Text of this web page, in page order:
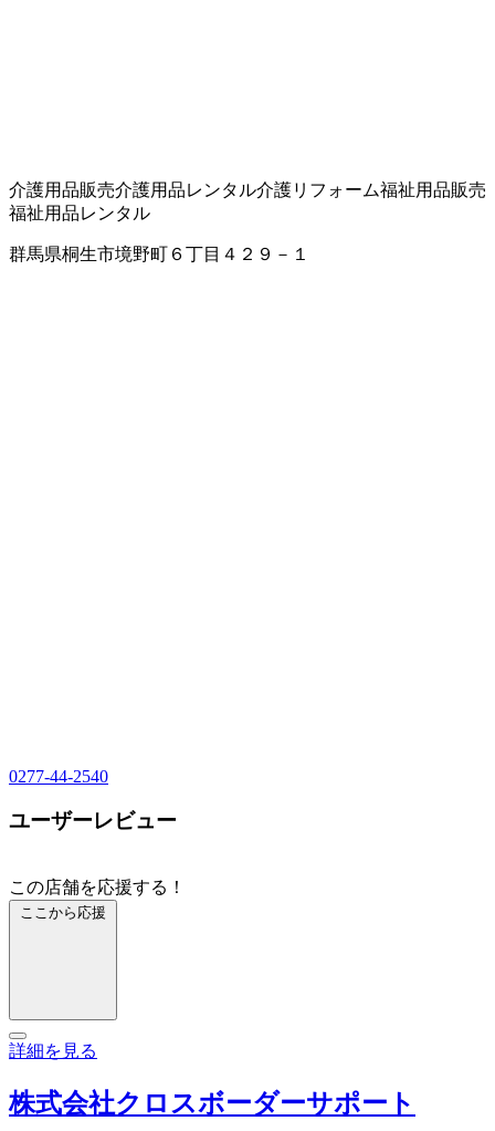
介護用品販売介護用品レンタル介護リフォーム福祉用品販売
福祉用品レンタル
群馬県桐生市境野町６丁目４２９－１
0277-44-2540
ユーザーレビュー
この店舗を応援する！
ここから応援
詳細を見る
株式会社クロスボーダーサポート